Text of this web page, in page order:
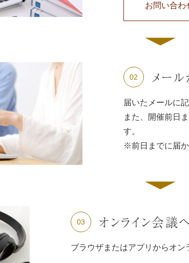
お問い合わ
02 メー
届いたメールに
また、開催前日
す。
※前日までに届か
03 オンライン会
ブラウザまたはアプリからオン